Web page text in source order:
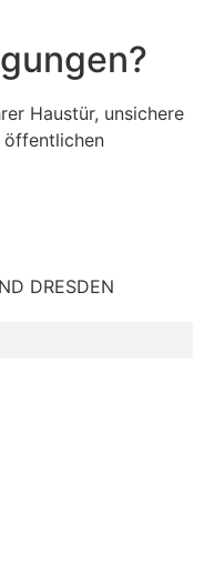
Haustür, unsichere
öffentlichen
DRESDEN